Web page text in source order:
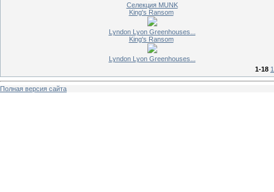
Селекция MUNK
King's Ransom
Lyndon Lyon Greenhouses...
King's Ransom
Lyndon Lyon Greenhouses...
1-18
Полная версия сайта